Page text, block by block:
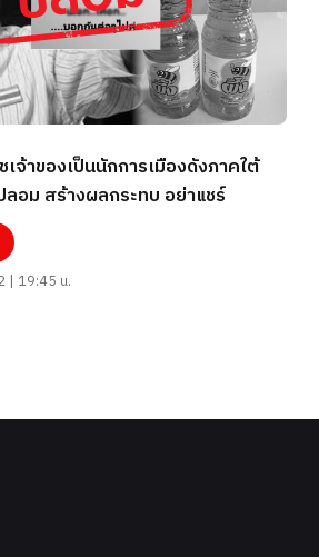
จ้าของเป็นนักการเมืองดังภาคใต้
ลอม สร้างผลกระทบ อย่าแชร์
| 19:45 น.